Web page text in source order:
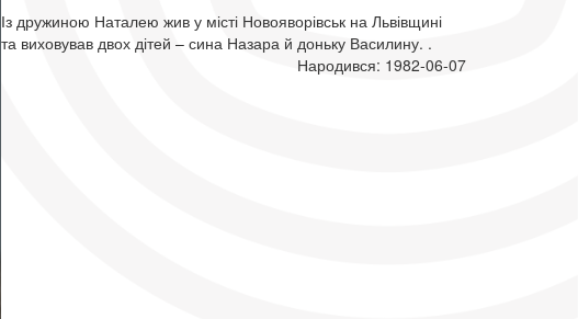
Із дружиною Наталею жив у місті Новояворівськ на Львівщині
та виховував двох дітей – сина Назара й доньку Василину. .
Народився: 1982-06-07